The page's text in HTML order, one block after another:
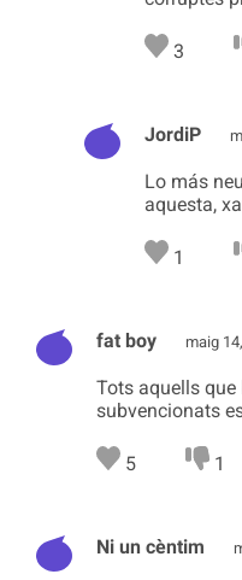
3
JordiP
Lo más
aquesta,
1
fat boy maig
Tots aquells
subvencionats
5 1
Ni un cèntim